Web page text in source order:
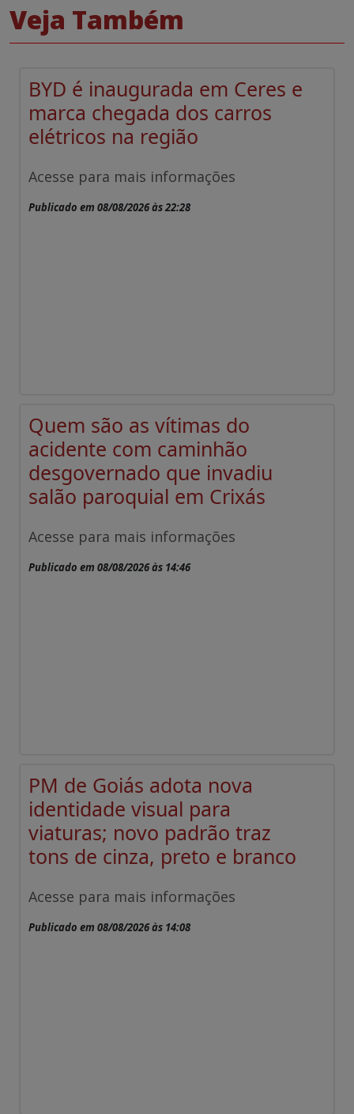
Veja Também
BYD é inaugurada em Ceres e
marca chegada dos carros
elétricos na região
Acesse para mais informações
Publicado em 08/08/2026 às 22:28
Quem são as vítimas do
acidente com caminhão
desgovernado que invadiu
salão paroquial em Crixás
Acesse para mais informações
Publicado em 08/08/2026 às 14:46
PM de Goiás adota nova
identidade visual para
viaturas; novo padrão traz
tons de cinza, preto e branco
Acesse para mais informações
Publicado em 08/08/2026 às 14:08